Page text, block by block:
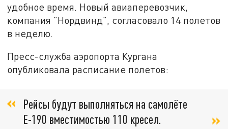
удобное время. Новый авиаперевозчик,
компания "Нордвинд", согласовало 14 полетов
в неделю.
Пресс-служба аэропорта Кургана
опубликовала расписание полетов:
Рейсы будут выполняться на самолёте
Е-190 вместимостью 110 кресел.